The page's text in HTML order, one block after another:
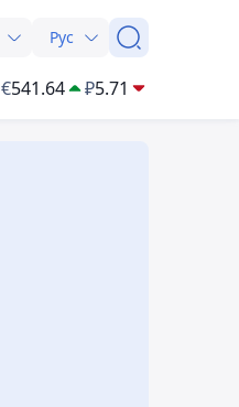
Рус
€541.64 ₽5.71